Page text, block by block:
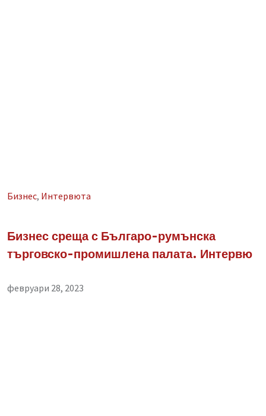
Бизнес, Интервюта
Бизнес среща с Българо-румънска
търговско-промишлена палата. Интервю
февруари 28, 2023